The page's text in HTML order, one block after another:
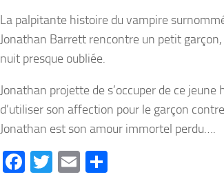
La palpitante histoire du vampire
Jonathan Barrett rencontre un petit garçon,
nuit presque oubliée.
Jonathan projette de s’occuper de ce
d’utiliser son affection pour le garçon
Jonathan est son amour immortel perdu….
Facebook
Twitter
Email